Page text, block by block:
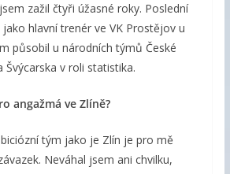
zažil čtyři úžasné roky. Poslední
hlavní trenér ve VK Prostějov u
působil u národních týmů České
Švýcarska v roli statistika.
angažmá ve Zlíně?
tým jako je Zlín je pro mě
Neváhal jsem ani chvilku,